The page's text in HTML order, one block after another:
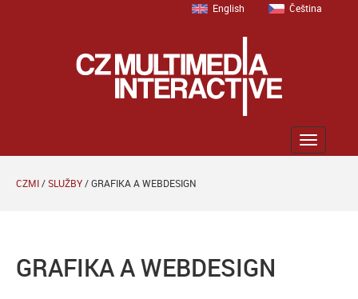
English Čeština
Zobrazit
menu
CZMI/SLUŽBY/GRAFIKA A WEBDESIGN
GRAFIKA A WEBDESIGN